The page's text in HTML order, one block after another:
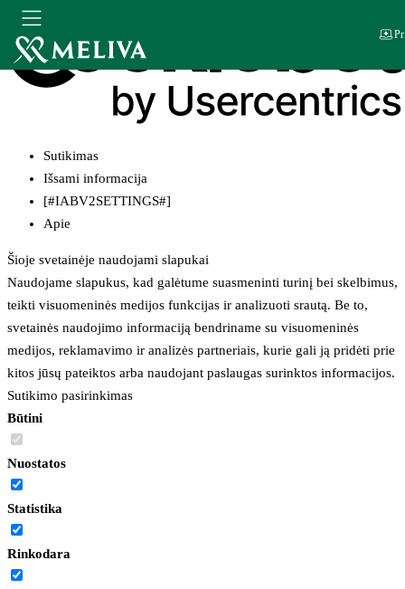
Sutikimas
Išsami informacija
[#IABV2SETTINGS#]
Apie
Šioje svetainėje naudojami slapukai
Naudojame slapukus, kad galėtume suasmeninti turinį bei skelbimus,
teikti visuomeninės medijos funkcijas ir analizuoti srautą. Be to,
svetainės naudojimo informaciją bendriname su visuomeninės
medijos, reklamavimo ir analizės partneriais, kurie gali ją pridėti prie
kitos jūsų pateiktos arba naudojant paslaugas surinktos informacijos.
Sutikimo pasirinkimas
Būtini
Nuostatos
Statistika
Rinkodara